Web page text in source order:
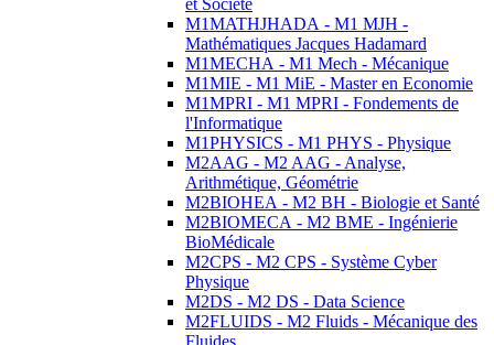
et Société
M1MATHJHADA - M1 MJH -
Mathématiques Jacques Hadamard
M1MECHA - M1 Mech - Mécanique
M1MIE - M1 MiE - Master en Economie
M1MPRI - M1 MPRI - Fondements de
l'Informatique
M1PHYSICS - M1 PHYS - Physique
M2AAG - M2 AAG - Analyse,
Arithmétique, Géométrie
M2BIOHEA - M2 BH - Biologie et Santé
M2BIOMECA - M2 BME - Ingénierie
BioMédicale
M2CPS - M2 CPS - Système Cyber
Physique
M2DS - M2 DS - Data Science
M2FLUIDS - M2 Fluids - Mécanique des
Fluides